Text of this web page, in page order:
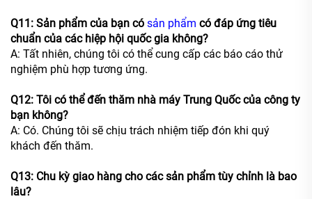
Q11: Sản phẩm của bạn có sản phẩm có đáp ứng tiêu
chuẩn của các hiệp hội quốc gia không?
A: Tất nhiên, chúng tôi có thể cung cấp các báo cáo thử
nghiệm phù hợp tương ứng.
Q12: Tôi có thể đến thăm nhà máy Trung Quốc của công ty
bạn không?
A: Có. Chúng tôi sẽ chịu trách nhiệm tiếp đón khi quý
khách đến thăm.
Q13: Chu kỳ giao hàng cho các sản phẩm tùy chỉnh là bao
lâu?